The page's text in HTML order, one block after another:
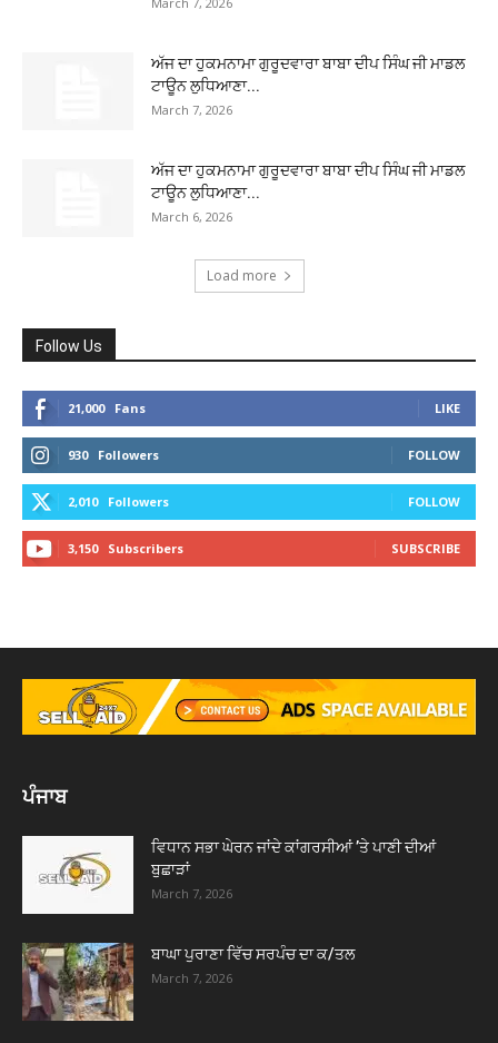
ਅੱਜ ਦਾ ਹੁਕਮਨਾਮਾ ਗੁਰੂਦਵਾਰਾ ਬਾਬਾ ਦੀਪ ਸਿੰਘ ਜੀ ਮਾਡਲ
ਟਾਊਨ ਲੁਧਿਆਣਾ...
March 7, 2026
ਅੱਜ ਦਾ ਹੁਕਮਨਾਮਾ ਗੁਰੂਦਵਾਰਾ ਬਾਬਾ ਦੀਪ ਸਿੰਘ ਜੀ ਮਾਡਲ
ਟਾਊਨ ਲੁਧਿਆਣਾ...
March 6, 2026
Load more
Follow Us
21,000 Fans LIKE
930 Followers FOLLOW
2,010 Followers FOLLOW
3,150 Subscribers SUBSCRIBE
ਪੰਜਾਬ
ਵਿਧਾਨ ਸਭਾ ਘੇਰਨ ਜਾਂਦੇ ਕਾਂਗਰਸੀਆਂ ’ਤੇ ਪਾਣੀ ਦੀਆਂ
ਬੁਛਾੜਾਂ
March 7, 2026
ਬਾਘਾ ਪੁਰਾਣਾ ਵਿੱਚ ਸਰਪੰਚ ਦਾ ਕ/ਤਲ
March 7, 2026